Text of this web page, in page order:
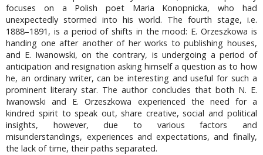
focuses on a Polish poet Maria Konopnicka, who had
unexpectedly stormed into his world. The fourth stage, i.e.
1888–1891, is a period of shifts in the mood: E. Orzeszkowa is
handing one after another of her works to publishing houses,
and E. Iwanowski, on the contrary, is undergoing a period of
anticipation and resignation asking himself a question as to how
he, an ordinary writer, can be interesting and useful for such a
prominent literary star. The author concludes that both N. E.
Iwanowski and E. Orzeszkowa experienced the need for a
kindred spirit to speak out, share creative, social and political
insights, however, due to various factors and
misunderstandings, experiences and expectations, and finally,
the lack of time, their paths separated.